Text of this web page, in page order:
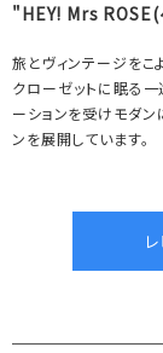
"HEY! Mrs ROSE(
旅とヴィンテージをこ
クローゼットに眠る
ーションを受けモダン
ンを展開しています。